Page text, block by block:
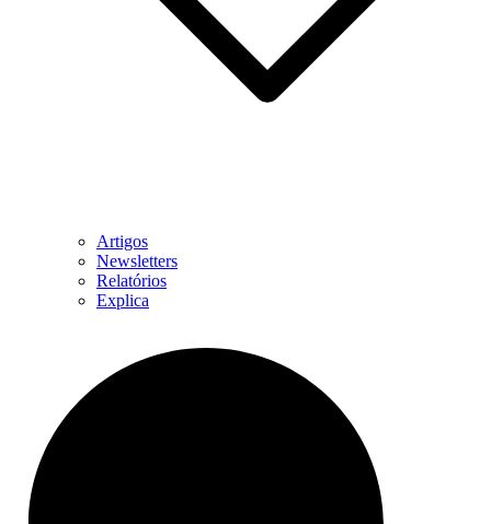
Artigos
Newsletters
Relatórios
Explica